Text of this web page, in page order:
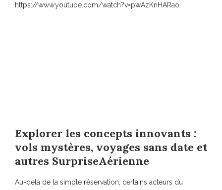
https://www.youtube.com/watch?v=pwAzKnHARao
Explorer les concepts innovants :
vols mystères, voyages sans date et
autres SurpriseAérienne
Au-delà de la simple réservation, certains acteurs du